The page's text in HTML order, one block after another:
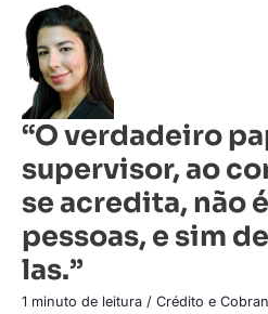
“O verdadeiro
supervisor, ao
se acredita, não
pessoas, e sim
las.”
1 minuto de leitura / Crédito e
“O
verdadeiro
papel
do
supervisor,
ao
contrário
do
que
se
acredita,
não
é
controlar
e
sim
desenvolvê-
las.”